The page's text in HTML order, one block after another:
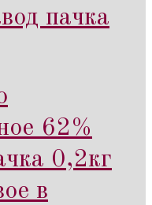
пачка
62%
0,2кг
в